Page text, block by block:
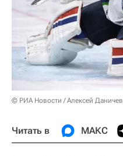
© РИА Новости / Алексей Даничев
Читать в МАКС